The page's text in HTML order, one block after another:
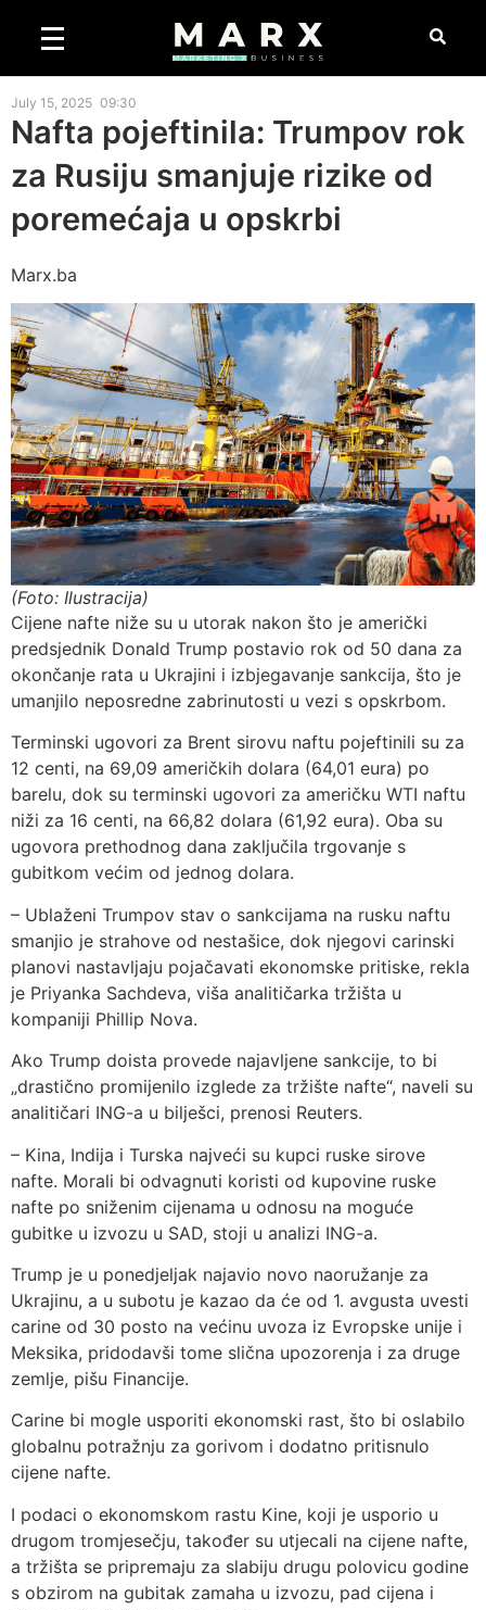
July 15, 2025 09:30
Nafta pojeftinila: Trumpov rok
za Rusiju smanjuje rizike od
poremećaja u opskrbi
Marx.ba
(Foto: Ilustracija)
Cijene nafte niže su u utorak nakon što je američki
predsjednik Donald Trump postavio rok od 50 dana za
okončanje rata u Ukrajini i izbjegavanje sankcija, što je
umanjilo neposredne zabrinutosti u vezi s opskrbom.
Terminski ugovori za Brent sirovu naftu pojeftinili su za
12 centi, na 69,09 američkih dolara (64,01 eura) po
barelu, dok su terminski ugovori za američku WTI naftu
niži za 16 centi, na 66,82 dolara (61,92 eura). Oba su
ugovora prethodnog dana zaključila trgovanje s
gubitkom većim od jednog dolara.
– Ublaženi Trumpov stav o sankcijama na rusku naftu
smanjio je strahove od nestašice, dok njegovi carinski
planovi nastavljaju pojačavati ekonomske pritiske, rekla
je Priyanka Sachdeva, viša analitičarka tržišta u
kompaniji Phillip Nova.
Ako Trump doista provede najavljene sankcije, to bi
„drastično promijenilo izglede za tržište nafte“, naveli su
analitičari ING-a u bilješci, prenosi Reuters.
– Kina, Indija i Turska najveći su kupci ruske sirove
nafte. Morali bi odvagnuti koristi od kupovine ruske
nafte po sniženim cijenama u odnosu na moguće
gubitke u izvozu u SAD, stoji u analizi ING-a.
Trump je u ponedjeljak najavio novo naoružanje za
Ukrajinu, a u subotu je kazao da će od 1. avgusta uvesti
carine od 30 posto na većinu uvoza iz Evropske unije i
Meksika, pridodavši tome slična upozorenja i za druge
zemlje, pišu Financije.
Carine bi mogle usporiti ekonomski rast, što bi oslabilo
globalnu potražnju za gorivom i dodatno pritisnulo
cijene nafte.
I podaci o ekonomskom rastu Kine, koji je usporio u
drugom tromjesečju, također su utjecali na cijene nafte,
a tržišta se pripremaju za slabiju drugu polovicu godine
s obzirom na gubitak zamaha u izvozu, pad cijena i